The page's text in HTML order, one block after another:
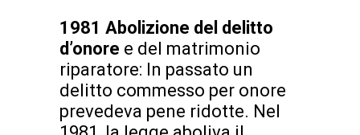
1981 Abolizione del delitto
d’onore e del matrimonio
riparatore: In passato un
delitto commesso per onore
prevedeva pene ridotte. Nel